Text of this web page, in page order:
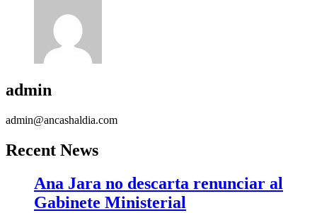
admin
admin@ancashaldia.com
Recent News
Ana Jara no descarta renunciar al
Gabinete Ministerial